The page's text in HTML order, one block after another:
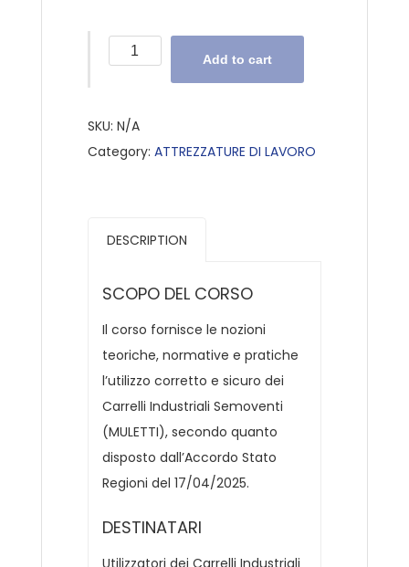
MULETTI
completo
quantity
Add to cart
SKU: N/A
Category: ATTREZZATURE DI LAVORO
DESCRIPTION
SCOPO DEL CORSO
Il corso fornisce le nozioni
teoriche, normative e pratiche
l’utilizzo corretto e sicuro dei
Carrelli Industriali Semoventi
(MULETTI), secondo quanto
disposto dall’Accordo Stato
Regioni del 17/04/2025.
DESTINATARI
Utilizzatori dei Carrelli Industriali